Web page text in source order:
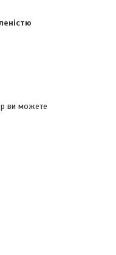
ви можете